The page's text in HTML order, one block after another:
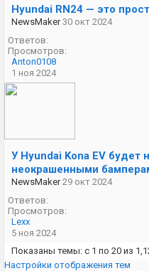
Hyundai RN24 — это
NewsMaker 30 окт 2024
Ответов:
Просмотров:
Anton0108
1 ноя 2024
У Hyundai Kona EV будет
неокрашенными
NewsMaker 29 окт 2024
Ответов:
Просмотров:
Lexx
5 ноя 2024
Показаны темы: с 1 по 20 из
Настройки отображения тем